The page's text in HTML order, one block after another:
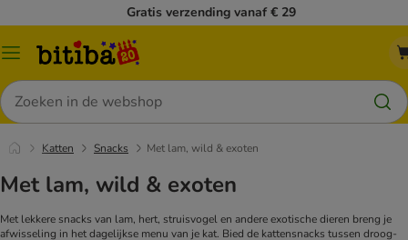
Gratis verzending vanaf € 29
Catalogusmenu
Zoeken
Katten Snacks Met lam, wild & exoten
Met lam, wild & exoten
Met lekkere snacks van lam, hert, struisvogel en andere exotische dieren breng je
afwisseling in het dagelijkse menu van je kat. Bied de kattensnacks tussen droog-